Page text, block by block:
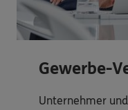
Gewerbe-
Unternehmer